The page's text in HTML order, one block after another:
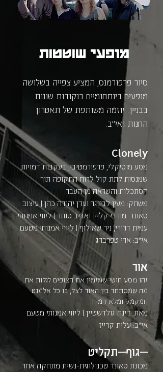
מופעי שוטטות
סיור פרפורמנס, המציע צפייה בשלושה
מופעים בינתחומיים בנקודות שונות
בבניין. יוזמה משותפת של תאטרון
החנות ואי"ב.
Clonely
מסע מוסיקלי, פרפורמטיבי, בעקבות דמויות
שמנסות לתת קול לרוח התקופה תוך
הסתכלות והשראה מן העבר.
משחק: מעין לבינגר ועדן יהודה כהן | עיצוב
סאונד: מורדי קליין ואביב סותר | ליווי אמנותי:
עמית דרורי, ניר שאולוף | ליווי אמנותי מטעם
אי"ב: ארי טפרברג
אור
זהו מסע חושי שמזמין את הצופים לגלות את
מה שמסתתר בין האור לצל, בו כל אלמנט
חמקמק ומלא דמיון.
מאת: דינה גולדשטיין | ליווי אמנותי מטעם
אי"ב: עלית קרייז
—גוף—תקליט
מכונת סאונד טכנולוגית-נשית מתחקה אחר